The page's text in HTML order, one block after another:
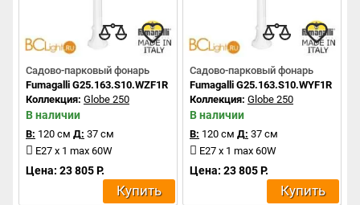
Садово-парковый фонарь
Fumagalli G25.163.S10.WZF1R
Коллекция: Globe 250
В наличии
В: 120 см Д: 37 см
E27 x 1 max 60W
Цена: 23 805 Р.
Купить
Садово-парковый фонарь
Fumagalli G25.163.S10.WYF1R
Коллекция: Globe 250
В наличии
В: 120 см Д: 37 см
E27 x 1 max 60W
Цена: 23 805 Р.
Купить